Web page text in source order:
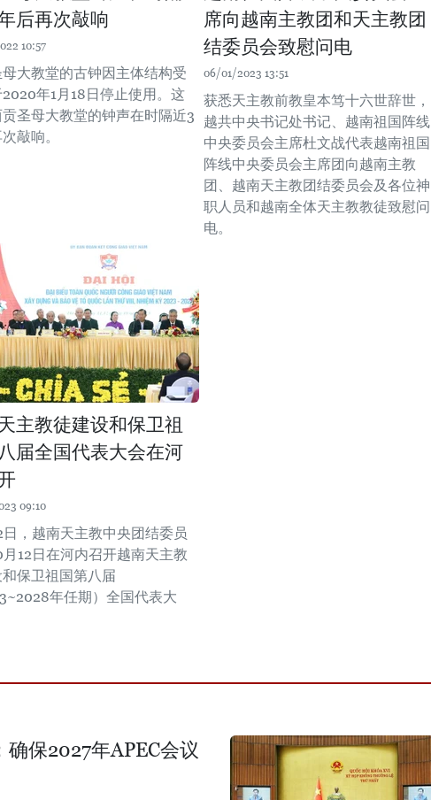
后再次敲响
10:57
大教堂的古钟因主体结构受
年1月18日停止使用。这
圣母大教堂的钟声在时隔近3
敲响。
席向越南主教团和天主教团
结委员会致慰问电
06/01/2023 13:51
获悉天主教前教皇本笃十六世辞世，
越共中央书记处书记、越南祖国阵线
中央委员会主席杜文战代表越南祖国
阵线中央委员会主席团向越南主教
团、越南天主教团结委员会及各位神
职人员和越南全体天主教教徒致慰问
电。
主教徒建设和保卫祖
届全国代表大会在河
09:10
日，越南天主教中央团结委员
月12日在河内召开越南天主教
保卫祖国第八届
年任期）全国代表大
保2027年APEC会议